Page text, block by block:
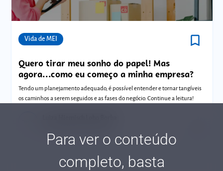
Vida de MEI bookmark_border
Quero tirar meu sonho do papel! Mas
agora...como eu começo a minha empresa?
Tendo um planejamento adequado, é possível entender e tornar tangíveis
os caminhos a serem seguidos e as fases do negócio. Continue a leitura!
Para ver o conteúdo
completo, basta